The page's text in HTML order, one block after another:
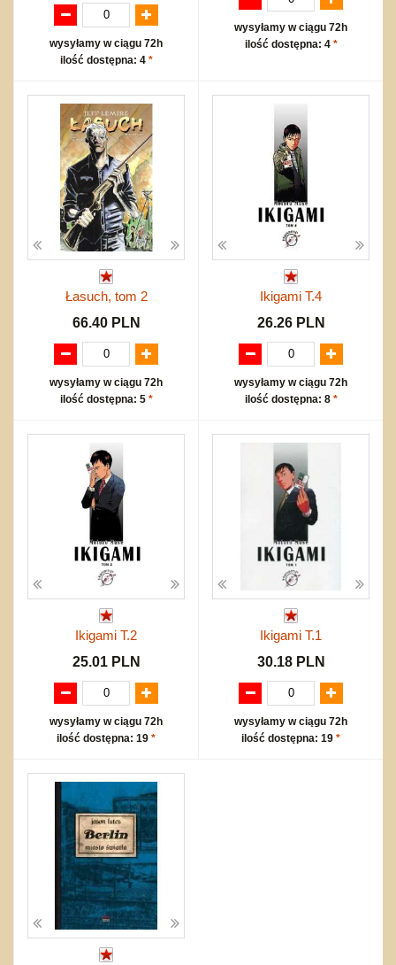
wysyłamy w ciągu 72h
ilość dostępna: 4 *
wysyłamy w ciągu 72h
ilość dostępna: 4 *
Łasuch, tom 2
66.40 PLN
wysyłamy w ciągu 72h
ilość dostępna: 5 *
Ikigami T.4
26.26 PLN
wysyłamy w ciągu 72h
ilość dostępna: 8 *
Ikigami T.2
25.01 PLN
wysyłamy w ciągu 72h
ilość dostępna: 19 *
Ikigami T.1
30.18 PLN
wysyłamy w ciągu 72h
ilość dostępna: 19 *